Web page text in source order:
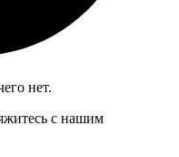
нет.
с нашим